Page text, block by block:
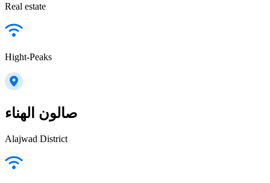
Real estate
Hight-Peaks
صالون الهناء
Alajwad District